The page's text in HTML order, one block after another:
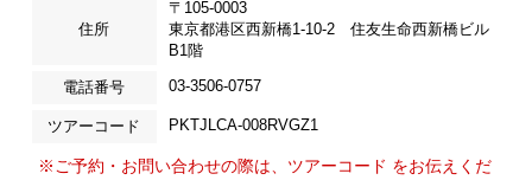
住所
〒105-0003
東京都港区西新橋1-10-2 住友生命西新橋ビル
B1階
電話番号 03-3506-0757
ツアーコード PKTJLCA-008RVGZ1
※ご予約・お問い合わせの際は、ツアーコード をお伝えくだ